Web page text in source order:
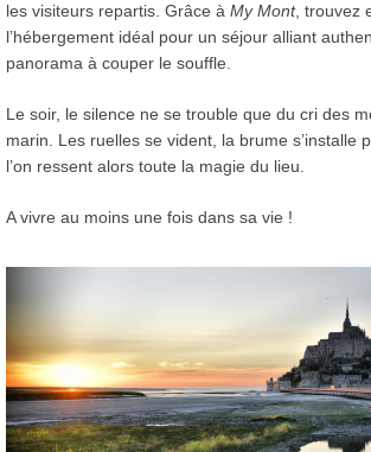
les visiteurs repartis. Grâce à My Mont, trouvez
l’hébergement idéal pour un séjour alliant
panorama à couper le souffle.
Le soir, le silence ne se trouble que du cri des
marin. Les ruelles se vident, la brume s’installe
l’on ressent alors toute la magie du lieu.
A vivre au moins une fois dans sa vie !